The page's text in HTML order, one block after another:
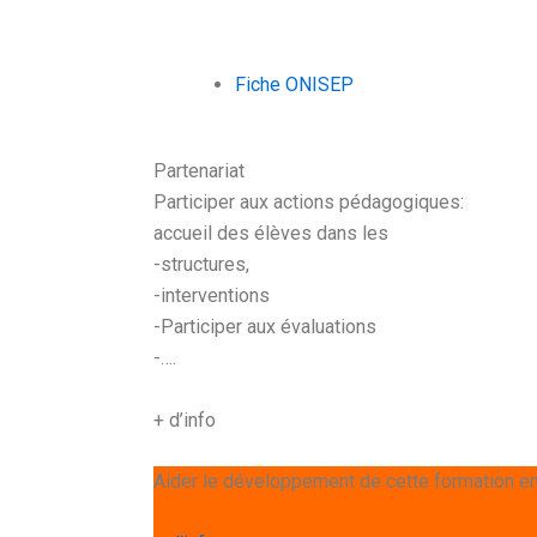
Fiche ONISEP
Partenariat
Participer aux actions pédagogiques:
accueil des élèves dans les
-structures,
-interventions
-Participer aux évaluations
-….
+ d’info
Aider le développement de cette formation